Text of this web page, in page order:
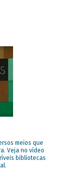
meios que
Veja no vídeo
bibliotecas